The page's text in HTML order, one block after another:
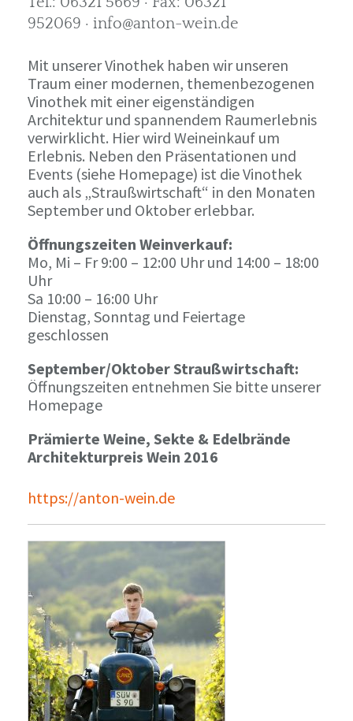
952069 · info@anton-wein.de
Mit unserer Vinothek haben wir unseren
Traum einer modernen, themenbezogenen
Vinothek mit einer eigenständigen
Architektur und spannendem Raumerlebnis
verwirklicht. Hier wird Weineinkauf um
Erlebnis. Neben den Präsentationen und
Events (siehe Homepage) ist die Vinothek
auch als „Straußwirtschaft“ in den Monaten
September und Oktober erlebbar.
Öffnungszeiten Weinverkauf:
Mo, Mi – Fr 9:00 – 12:00 Uhr und 14:00 – 18:00
Uhr
Sa 10:00 – 16:00 Uhr
Dienstag, Sonntag und Feiertage
geschlossen
September/Oktober Straußwirtschaft:
Öffnungszeiten entnehmen Sie bitte unserer
Homepage
Prämierte Weine, Sekte & Edelbrände
Architekturpreis Wein 2016
https://anton-wein.de